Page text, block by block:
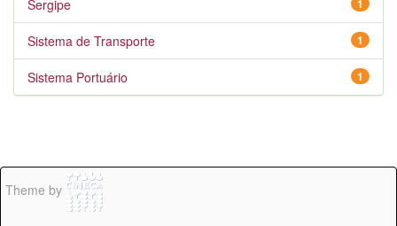
1
Sergipe
1
Sistema de Transporte
1
Sistema Portuário
Theme by